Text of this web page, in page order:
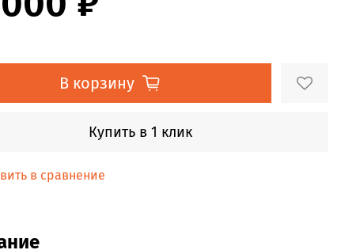
В корзину
Купить в 1 клик
в сравнение